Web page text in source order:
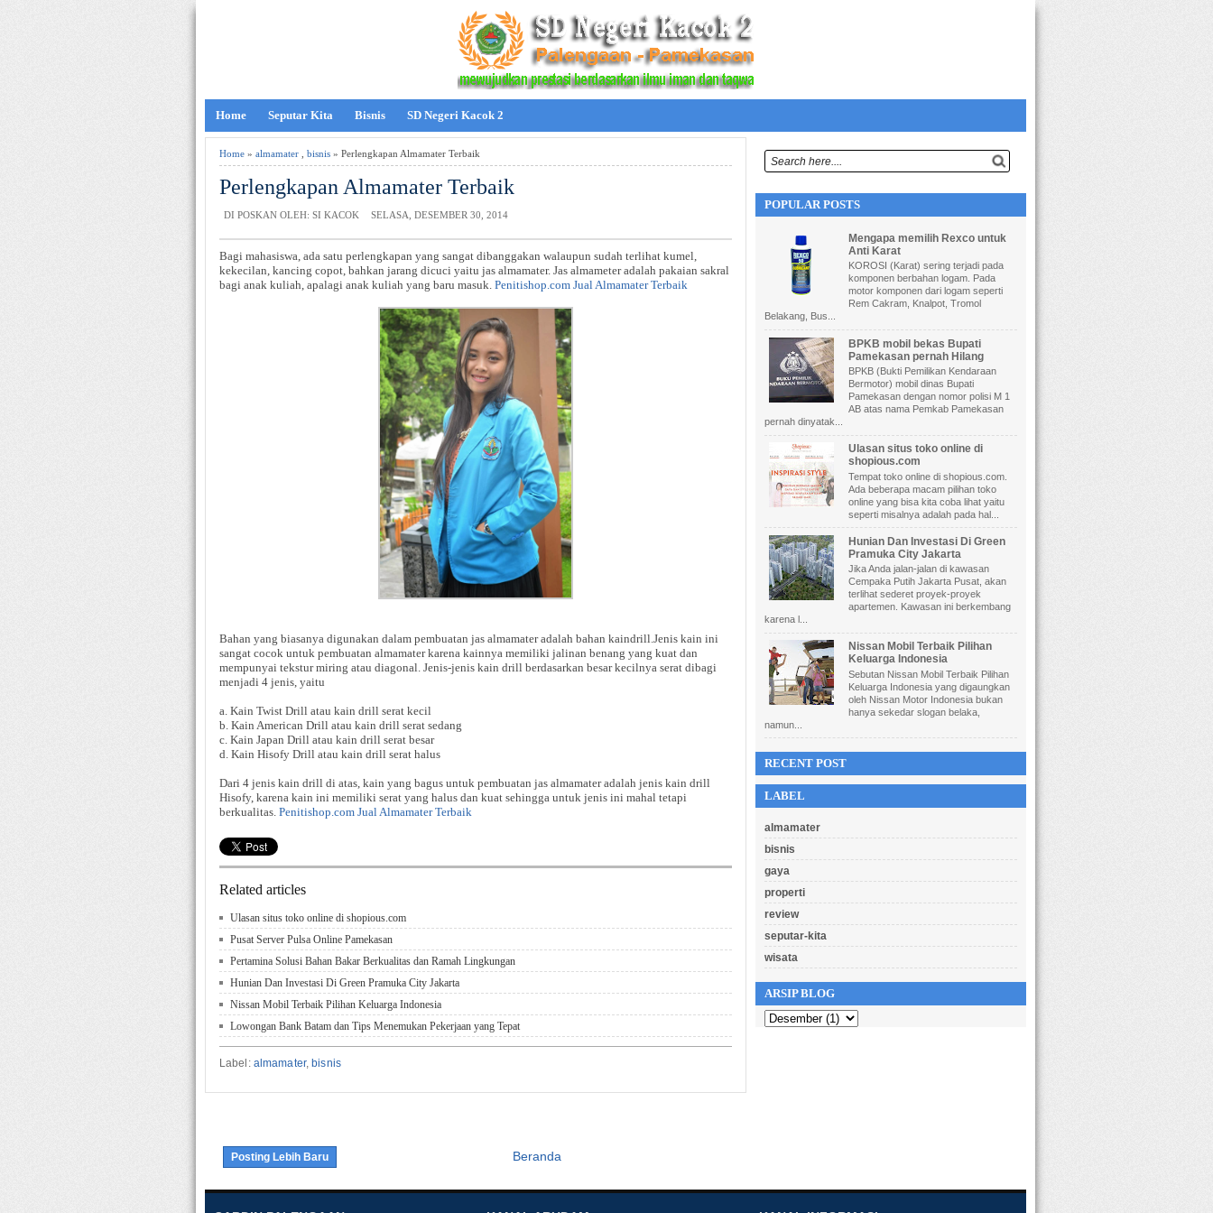
Home Seputar Kita Bisnis SD Negeri Kacok 2
Home » almamater bisnis » Perlengkapan Almamater Terbaik
Perlengkapan Almamater Terbaik
DI POSKAN OLEH: SI KACOK SELASA, DESEMBER 30, 2014
Bagi mahasiswa, ada satu perlengkapan yang sangat dibanggakan walaupun sudah terlihat kumel,
kekecilan, kancing copot, bahkan jarang dicuci yaitu jas almamater. Jas almameter adalah pakaian sakral
bagi anak kuliah, apalagi anak kuliah yang baru masuk. Penitishop.com Jual Almamater Terbaik
Bahan yang biasanya digunakan dalam pembuatan jas almamater adalah bahan kaindrill.Jenis kain ini
sangat cocok untuk pembuatan almamater karena kainnya memiliki jalinan benang yang kuat dan
mempunyai tekstur miring atau diagonal. Jenis-jenis kain drill berdasarkan besar kecilnya serat dibagi
menjadi 4 jenis, yaitu
a. Kain Twist Drill atau kain drill serat kecil
b. Kain American Drill atau kain drill serat sedang
c. Kain Japan Drill atau kain drill serat besar
d. Kain Hisofy Drill atau kain drill serat halus
Dari 4 jenis kain drill di atas, kain yang bagus untuk pembuatan jas almamater adalah jenis kain drill
Hisofy, karena kain ini memiliki serat yang halus dan kuat sehingga untuk jenis ini mahal tetapi
berkualitas. Penitishop.com Jual Almamater Terbaik
Related articles
Ulasan situs toko online di shopious.com
Pusat Server Pulsa Online Pamekasan
Pertamina Solusi Bahan Bakar Berkualitas dan Ramah Lingkungan
Hunian Dan Investasi Di Green Pramuka City Jakarta
Nissan Mobil Terbaik Pilihan Keluarga Indonesia
Lowongan Bank Batam dan Tips Menemukan Pekerjaan yang Tepat
Label: almamater,bisnis
Posting Lebih Baru Beranda
POPULAR POSTS
Mengapa memilih Rexco untuk
Anti Karat
KOROSI (Karat) sering terjadi pada
komponen berbahan logam. Pada
motor komponen dari logam seperti
Rem Cakram, Knalpot, Tromol
Belakang, Bus...
BPKB mobil bekas Bupati
Pamekasan pernah Hilang
BPKB (Bukti Pemilikan Kendaraan
Bermotor) mobil dinas Bupati
Pamekasan dengan nomor polisi M 1
AB atas nama Pemkab Pamekasan
pernah dinyatak...
Ulasan situs toko online di
shopious.com
Tempat toko online di shopious.com.
Ada beberapa macam pilihan toko
online yang bisa kita coba lihat yaitu
seperti misalnya adalah pada hal...
Hunian Dan Investasi Di Green
Pramuka City Jakarta
Jika Anda jalan-jalan di kawasan
Cempaka Putih Jakarta Pusat, akan
terlihat sederet proyek-proyek
apartemen. Kawasan ini berkembang
karena l...
Nissan Mobil Terbaik Pilihan
Keluarga Indonesia
Sebutan Nissan Mobil Terbaik Pilihan
Keluarga Indonesia yang digaungkan
oleh Nissan Motor Indonesia bukan
hanya sekedar slogan belaka,
namun...
RECENT POST
LABEL
almamater
bisnis
gaya
properti
review
seputar-kita
wisata
ARSIP BLOG